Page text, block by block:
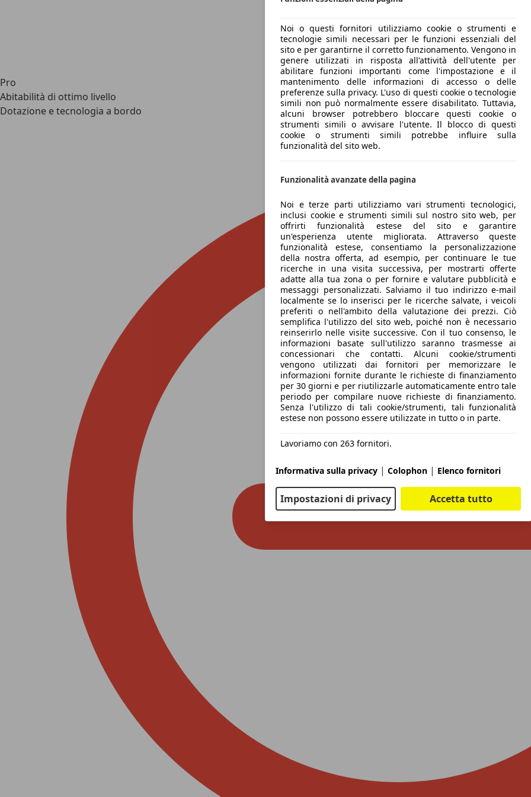
Pro
Abitabilità di ottimo livello
Dotazione e tecnologia a bordo
Noi o questi fornitori utilizziamo cookie o strumenti e
tecnologie simili necessari per le funzioni essenziali del
sito e per garantirne il corretto funzionamento. Vengono in
genere utilizzati in risposta all'attività dell'utente per
abilitare funzioni importanti come l'impostazione e il
mantenimento delle informazioni di accesso o delle
preferenze sulla privacy. L'uso di questi cookie o tecnologie
simili non può normalmente essere disabilitato. Tuttavia,
alcuni browser potrebbero bloccare questi cookie o
strumenti simili o avvisare l'utente. Il blocco di questi
cookie o strumenti simili potrebbe influire sulla
funzionalità del sito web.
Funzionalità avanzate della pagina
Noi e terze parti utilizziamo vari strumenti tecnologici,
inclusi cookie e strumenti simili sul nostro sito web, per
offrirti funzionalità estese del sito e garantire
un'esperienza utente migliorata. Attraverso queste
funzionalità estese, consentiamo la personalizzazione
della nostra offerta, ad esempio, per continuare le tue
ricerche in una visita successiva, per mostrarti offerte
adatte alla tua zona o per fornire e valutare pubblicità e
messaggi personalizzati. Salviamo il tuo indirizzo e-mail
localmente se lo inserisci per le ricerche salvate, i veicoli
preferiti o nell'ambito della valutazione dei prezzi. Ciò
semplifica l'utilizzo del sito web, poiché non è necessario
reinserirlo nelle visite successive. Con il tuo consenso, le
informazioni basate sull'utilizzo saranno trasmesse ai
concessionari che contatti. Alcuni cookie/strumenti
vengono utilizzati dai fornitori per memorizzare le
informazioni fornite durante le richieste di finanziamento
per 30 giorni e per riutilizzarle automaticamente entro tale
periodo per compilare nuove richieste di finanziamento.
Senza l'utilizzo di tali cookie/strumenti, tali funzionalità
estese non possono essere utilizzate in tutto o in parte.
Lavoriamo con 263 fornitori.
Informativa sulla privacy | Colophon | Elenco fornitori
Impostazioni di privacy Accetta tutto